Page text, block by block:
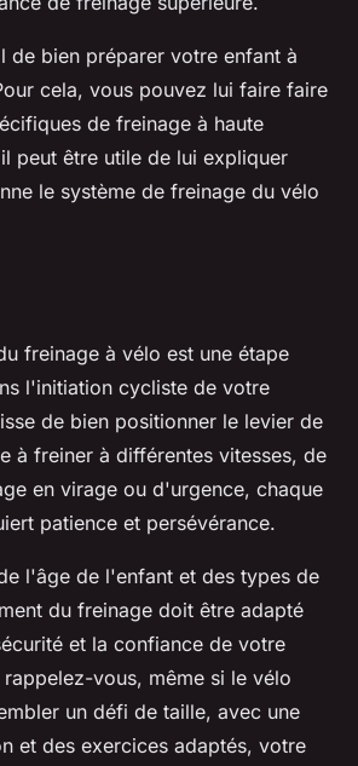
de bien préparer votre enfant à
cela, vous pouvez lui faire faire
de freinage à haute
peut être utile de lui expliquer
le système de freinage du vélo
freinage à vélo est une étape
l'initiation cycliste de votre
de bien positionner le levier de
à freiner à différentes vitesses, de
en virage ou d'urgence, chaque
patience et persévérance.
l'âge de l'enfant et des types de
du freinage doit être adapté
et la confiance de votre
vous, même si le vélo
un défi de taille, avec une
et des exercices adaptés, votre